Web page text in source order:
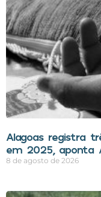
Alagoas registra
em 2025, aponta
8 de agosto de 2026